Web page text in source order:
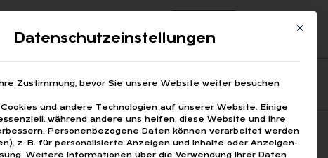
Suchen
Registrierung
Fragen aus den ARGEn Printausgaben
Mit
Datenschutzeinstellungen
Zustimmung, bevor Sie unsere Website weiter besuchen
und andere Technologien auf unserer Website. Einige
während andere uns helfen, diese Website und Ihre
Personenbezogene Daten können verarbeitet werden
z. B. für personalisierte Anzeigen und Inhalte oder Anzeigen-
Weitere Informationen über die Verwendung Ihrer Daten